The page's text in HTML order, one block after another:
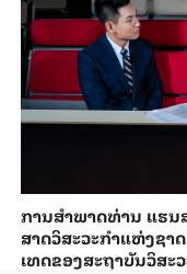
ການ​ສຳ​ພາດ​ທ່ານ ແຮນ​
ສາດວິ​ສະ​ວະ​ກຳ​ແຫ່ງ​ຊາ
ເທດ​ຂອງສະ​ຖາ​ບັນ​ວິ​ສະ​